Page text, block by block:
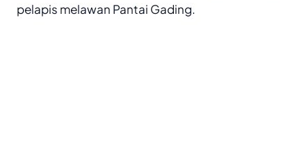
pelapis melawan Pantai Gading.